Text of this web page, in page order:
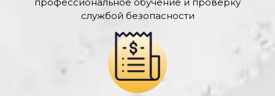
профессиональное обучение и проверку
службой безопасности